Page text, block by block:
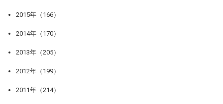
2015年（166）
2014年（170）
2013年（205）
2012年（199）
2011年（214）